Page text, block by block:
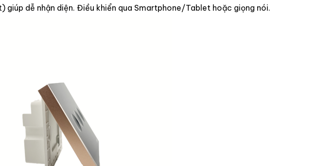
giúp dễ nhận diện. Điều khiển qua Smartphone/Tablet hoặc giọng nói.